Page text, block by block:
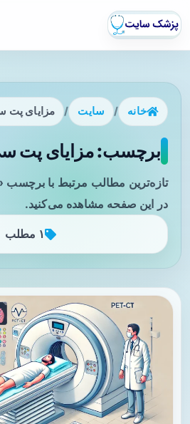
خانه / سایت / مزایای پت
برچسب: مزایای پت
تازه‌ترین مطالب مرتبط با
در این صفحه مشاهده می‌کنید.
۱ مطلب